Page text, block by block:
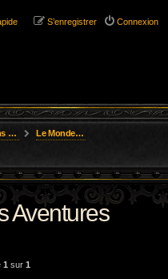
Connexion
S’enregistrer
Le Monde des Royaumes Oubliés
Aventures
1 sur 1